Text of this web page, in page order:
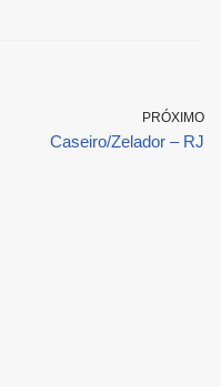
PRÓXIMO
Caseiro/Zelador – RJ